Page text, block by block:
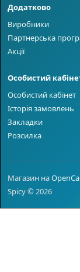
Додатково
Виробники
Партнерська
Акції
Особистий
Особистий кабінет
Історія замовлень
Закладки
Розсилка
Магазин на
Spicy © 2026